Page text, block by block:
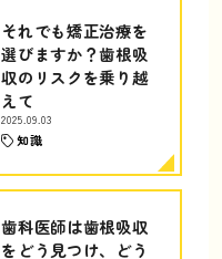
それでも矯正治療を
選びますか？歯根吸
収のリスクを乗り越
えて
2025.09.03
知識
歯科医師は歯根吸収
をどう見つけ、どう